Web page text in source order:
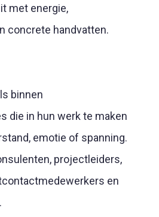
met energie,
concrete handvatten.
binnen
die in hun werk te maken
emotie of spanning.
projectleiders,
en